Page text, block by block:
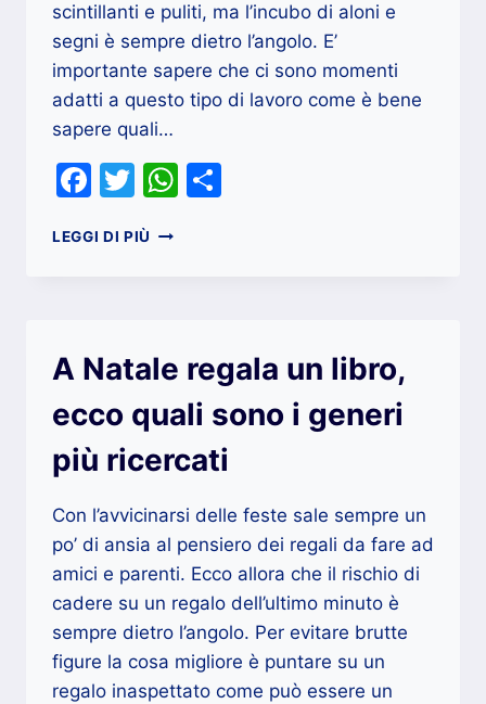
scintillanti e puliti, ma l’incubo di aloni e
segni è sempre dietro l’angolo. E’
importante sapere che ci sono momenti
adatti a questo tipo di lavoro come è bene
sapere quali…
Facebook
TwitterWhatsApp
LEGGI DI PIÙ COME
SEGRETI
CONSIGLI
NON
A Natale regala un libro,
ecco quali sono i generi
più ricercati
Con l’avvicinarsi delle feste sale sempre un
po’ di ansia al pensiero dei regali da fare ad
amici e parenti. Ecco allora che il rischio di
cadere su un regalo dell’ultimo minuto è
sempre dietro l’angolo. Per evitare brutte
figure la cosa migliore è puntare su un
regalo inaspettato come può essere un